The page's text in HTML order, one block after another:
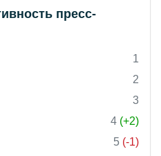
пресс-
1
2
3
4 (+2)
5 (-1)